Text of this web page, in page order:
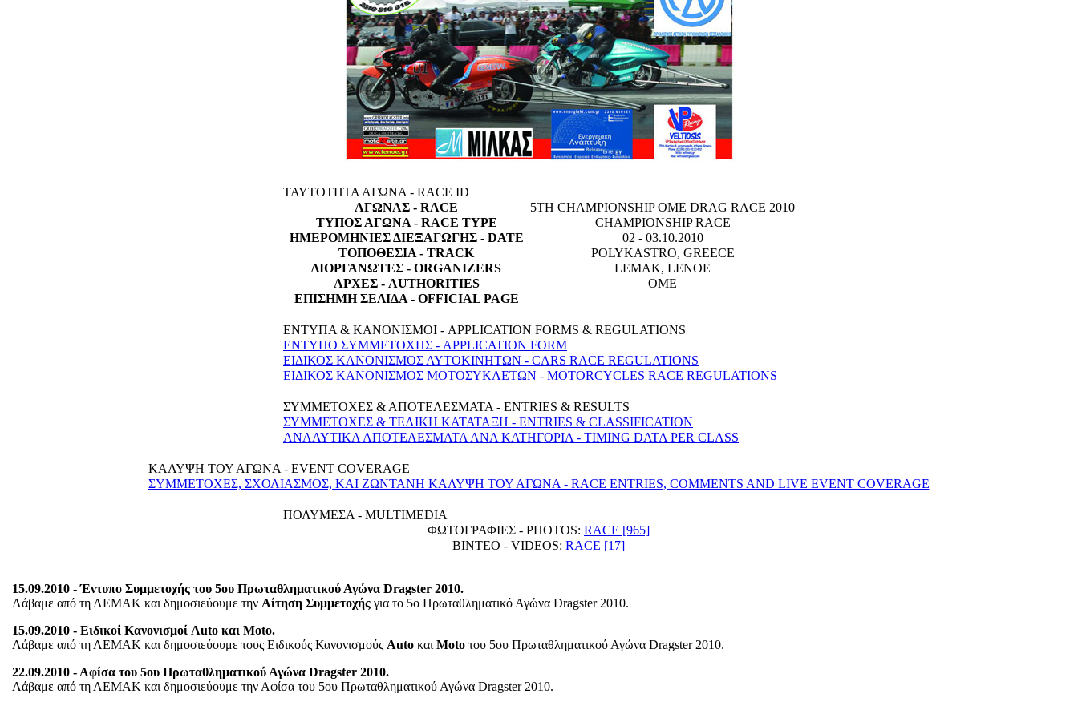
ΤΑΥΤΟΤΗΤΑ ΑΓΩΝΑ - RACE ID
ΑΓΩΝΑΣ - RACE
5TH CHAMPIONSHIP OME DRAG RACE 2010
ΤΥΠΟΣ ΑΓΩΝΑ - RACE TYPE
CHAMPIONSHIP RACE
ΗΜΕΡΟΜΗΝΙΕΣ ΔΙΕΞΑΓΩΓΗΣ - DATE
02 - 03.10.2010
ΤΟΠΟΘΕΣΙΑ - TRACK
POLYKASTRO, GREECE
ΔΙΟΡΓΑΝΩΤΕΣ - ORGANIZERS
LEMAK, LENOE
ΑΡΧΕΣ - AUTHORITIES
OME
ΕΠΙΣΗΜΗ ΣΕΛΙΔΑ - OFFICIAL PAGE
ΕΝΤΥΠΑ & ΚΑΝΟΝΙΣΜΟΙ - APPLICATION FORMS & REGULATIONS
ΕΝΤΥΠΟ ΣΥΜΜΕΤΟΧΗΣ - APPLICATION FORM
ΕΙΔΙΚΟΣ ΚΑΝΟΝΙΣΜΟΣ ΑΥΤΟΚΙΝΗΤΩΝ - CARS RACE REGULATIONS
ΕΙΔΙΚΟΣ ΚΑΝΟΝΙΣΜΟΣ ΜΟΤΟΣΥΚΛΕΤΩΝ - MOTORCYCLES RACE REGULATIONS
ΣΥΜΜΕΤΟΧΕΣ & ΑΠΟΤΕΛΕΣΜΑΤΑ - ENTRIES & RESULTS
ΣΥΜΜΕΤΟΧΕΣ & ΤΕΛΙΚΗ ΚΑΤΑΤΑΞΗ - ENTRIES & CLASSIFICATION
ΑΝΑΛΥΤΙΚΑ ΑΠΟΤΕΛΕΣΜΑΤΑ ΑΝΑ ΚΑΤΗΓΟΡΙΑ - TIMING DATA PER CLASS
ΚΑΛΥΨΗ ΤΟΥ ΑΓΩΝΑ - EVENT COVERAGE
ΣΥΜΜΕΤΟΧΕΣ, ΣΧΟΛΙΑΣΜΟΣ, ΚΑΙ ΖΩΝΤΑΝΗ ΚΑΛΥΨΗ ΤΟΥ ΑΓΩΝΑ - RACE ENTRIES, COMMENTS AND LIVE EVENT COVERAGE
ΠΟΛΥΜΕΣΑ - MULTIMEDIA
ΦΩΤΟΓΡΑΦΙΕΣ - PHOTOS: RACE [965]
ΒΙΝΤΕΟ - VIDEOS: RACE [17]
15.09.2010 - Έντυπο Συμμετοχής του 5ου Πρωταθληματικού Αγώνα Dragster 2010.
Λάβαμε από τη ΛΕΜΑΚ και δημοσιεύουμε την Αίτηση Συμμετοχήςγια το 5ο Πρωταθληματικό Αγώνα Dragster 2010.
15.09.2010 - Ειδικοί Κανονισμοί Auto και Moto.
Λάβαμε από τη ΛΕΜΑΚ και δημοσιεύουμε τους Ειδικούς Κανονισμούς Autoκαι Motoτου 5ου Πρωταθληματικού Αγώνα Dragster 2010.
22.09.2010 - Αφίσα του 5ου Πρωταθληματικού Αγώνα Dragster 2010.
Λάβαμε από τη ΛΕΜΑΚ και δημοσιεύουμε την Αφίσα του 5ου Πρωταθληματικού Αγώνα Dragster 2010.